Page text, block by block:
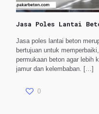
Jasa Poles Lantai
Jasa poles lantai beton
bertujuan untuk
permukaan beton agar lebih
jamur dan kelembaban.
[…]
0